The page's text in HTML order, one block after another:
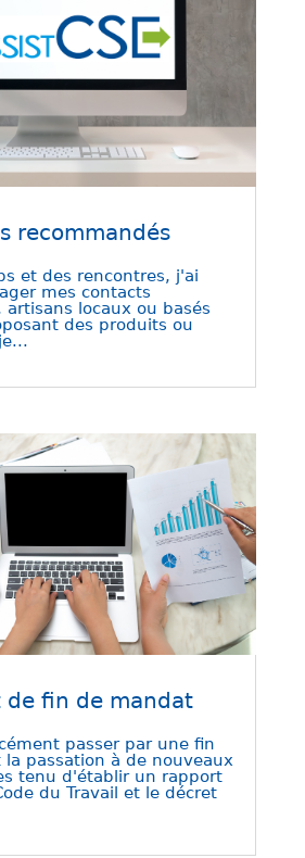
recommandés
et des rencontres, j'ai
mes contacts
locaux ou basés
des produits ou
de fin de mandat
passer par une fin
passation à de nouveaux
tenu d'établir un rapport
du Travail et le décret